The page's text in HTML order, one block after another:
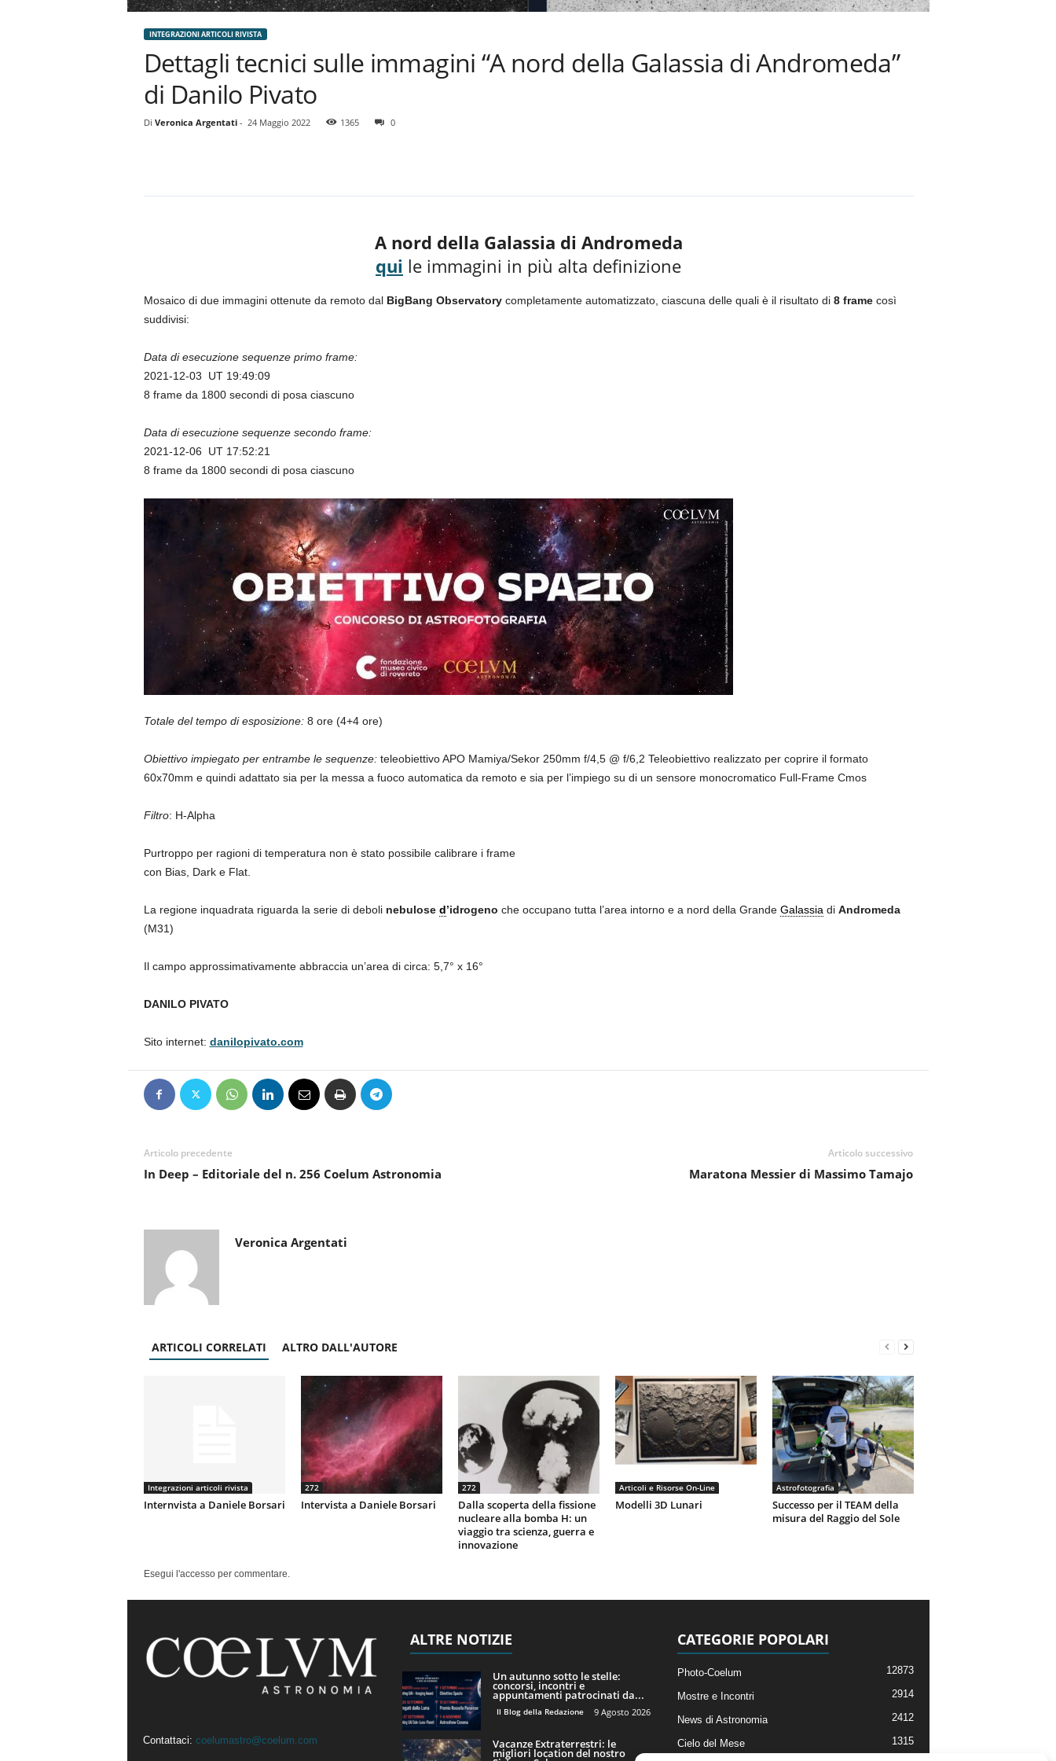
INTEGRAZIONI ARTICOLI RIVISTA
Dettagli tecnici sulle immagini “A nord della Galassia di Andromeda”
di Danilo Pivato
Di Veronica Argentati- 24 Maggio 2022 1365 0
A nord della Galassia di Andromeda
qui le immagini in più alta definizione
Mosaico di due immagini ottenute da remoto dalBigBang Observatory completamente automatizzato, ciascuna delle quali è il risultato di 8 framecosì
suddivisi:
Data di esecuzione sequenze primo frame:
2021-12-03 UT 19:49:09
8 frame da 1800 secondi di posa ciascuno
Data di esecuzione sequenze secondo frame:
2021-12-06 UT 17:52:21
8 frame da 1800 secondi di posa ciascuno
Totale del tempo di esposizione:8 ore (4+4 ore)
Obiettivo impiegato per entrambe le sequenze:teleobiettivo APO Mamiya/Sekor 250mm f/4,5 @ f/6,2 Teleobiettivo realizzato per coprire il formato
60x70mm e quindi adattato sia per la messa a fuoco automatica da remoto e sia per l’impiego su di un sensore monocromatico Full-Frame Cmos
Filtro: H-Alpha
Purtroppo per ragioni di temperatura non è stato possibile calibrare i frame
con Bias, Dark e Flat.
La regione inquadrata riguarda la serie di debolinebulose d’idrogeno che occupano tutta l’area intorno e a nord della Grande Galassia di Andromeda
(M31)
Il campo approssimativamente abbraccia un’area di circa: 5,7° x 16°
DANILO PIVATO
Sito internet: danilopivato.com
Articolo precedente
In Deep – Editoriale del n. 256 Coelum Astronomia
Articolo successivo
Maratona Messier di Massimo Tamajo
Veronica Argentati
ARTICOLI CORRELATI ALTRO DALL'AUTORE
Integrazioni articoli rivista
Internvista a Daniele Borsari
272
Intervista a Daniele Borsari
272
Dalla scoperta della fissione
nucleare alla bomba H: un
viaggio tra scienza, guerra e
innovazione
Articoli e Risorse On-Line
Modelli 3D Lunari
Astrofotografia
Successo per il TEAM della
misura del Raggio del Sole
Esegui l'accesso per commentare.
Contattaci: coelumastro@coelum.com
ALTRE NOTIZIE
Un autunno sotto le stelle:
concorsi, incontri e
appuntamenti patrocinati da...
Il Blog della Redazione 9 Agosto 2026
Vacanze Extraterrestri: le
migliori location del nostro
CATEGORIE POPOLARI
Photo-Coelum 12873
Mostre e Incontri 2914
News di Astronomia 2412
Cielo del Mese
1315